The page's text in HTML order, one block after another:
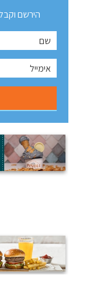
הירשם